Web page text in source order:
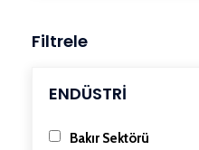
Filtrele
ENDÜSTRİ
Bakır Sektörü